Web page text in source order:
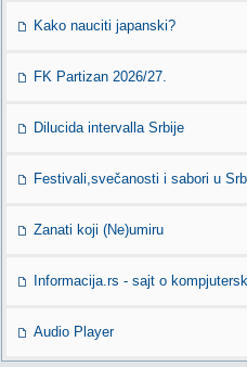
Kako nauciti japanski?
FK Partizan 2026/27.
Dilucida intervalla Srbije
Festivali,svečanosti i sabori u
Zanati koji (Ne)umiru
Informacija.rs - sajt o
Audio Player